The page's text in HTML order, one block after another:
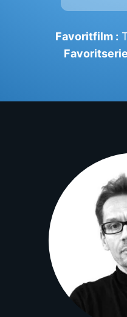
Favoritfilm :